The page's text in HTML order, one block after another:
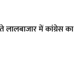
लालबाजार में कांग्रेस का